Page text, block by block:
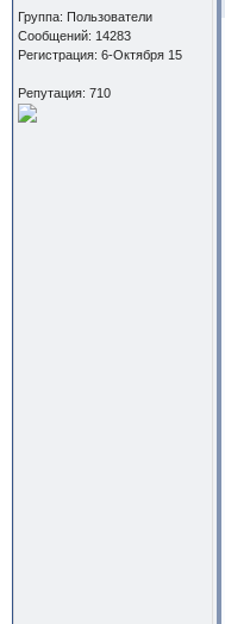
Группа: Пользователи
Сообщений: 14283
Регистрация: 6-Октября 15
Репутация: 710